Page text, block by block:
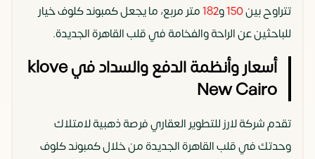
تتراوح بين150و182متر مربع، ما يجعل كمبوند كلوف خيار
للباحثين عن الراحة والفخامة في قلب القاهرة الجديدة.
أسعار وأنظمة الدفع والسداد في klove
New Cairo
تقدم شركة لارز للتطوير العقاري فرصة ذهبية لامتلاك
وحدتك في قلب القاهرة الجديدة من خلال كمبوند كلوف